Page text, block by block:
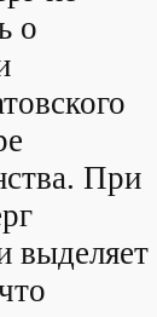
о
При
выделяет